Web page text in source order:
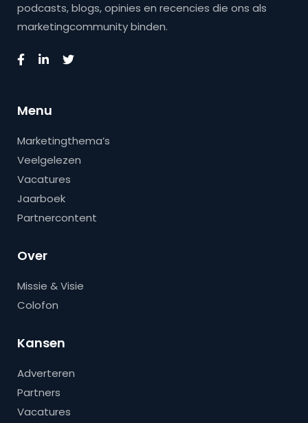
podcasts, blogs, opinies en recencies die ons als
marketingcommunity binden.
Menu
Marketingthema’s
Veelgelezen
Vacatures
Jaarboek
Partnercontent
Over
Missie & Visie
Colofon
Kansen
Adverteren
Partners
Vacatures